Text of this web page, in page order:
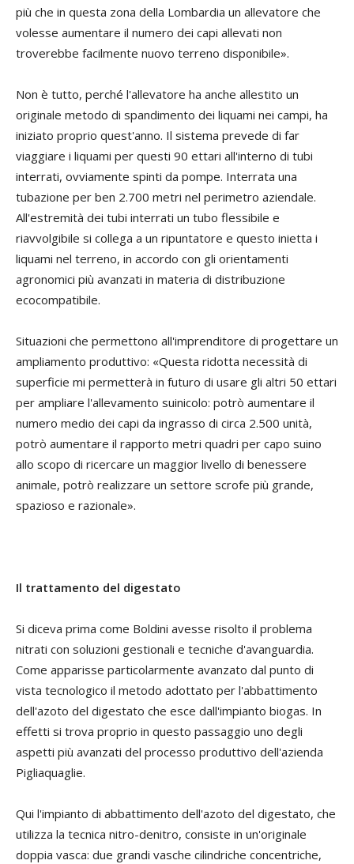
più che in questa zona della Lombardia un allevatore che
volesse aumentare il numero dei capi allevati non
troverebbe facilmente nuovo terreno disponibile».
Non è tutto, perché l'allevatore ha anche allestito un
originale metodo di spandimento dei liquami nei campi, ha
iniziato proprio quest'anno. Il sistema prevede di far
viaggiare i liquami per questi 90 ettari all'interno di tubi
interrati, ovviamente spinti da pompe. Interrata una
tubazione per ben 2.700 metri nel perimetro aziendale.
All'estremità dei tubi interrati un tubo flessibile e
riavvolgibile si collega a un ripuntatore e questo inietta i
liquami nel terreno, in accordo con gli orientamenti
agronomici più avanzati in materia di distribuzione
ecocompatibile.
Situazioni che permettono all'imprenditore di progettare un
ampliamento produttivo: «Questa ridotta necessità di
superficie mi permetterà in futuro di usare gli altri 50 ettari
per ampliare l'allevamento suinicolo: potrò aumentare il
numero medio dei capi da ingrasso di circa 2.500 unità,
potrò aumentare il rapporto metri quadri per capo suino
allo scopo di ricercare un maggior livello di benessere
animale, potrò realizzare un settore scrofe più grande,
spazioso e razionale».
Il trattamento del digestato
Si diceva prima come Boldini avesse risolto il problema
nitrati con soluzioni gestionali e tecniche d'avanguardia.
Come apparisse particolarmente avanzato dal punto di
vista tecnologico il metodo adottato per l'abbattimento
dell'azoto del digestato che esce dall'impianto biogas. In
effetti si trova proprio in questo passaggio uno degli
aspetti più avanzati del processo produttivo dell'azienda
Pigliaquaglie.
Qui l'impianto di abbattimento dell'azoto del digestato, che
utilizza la tecnica nitro-denitro, consiste in un'originale
doppia vasca: due grandi vasche cilindriche concentriche,